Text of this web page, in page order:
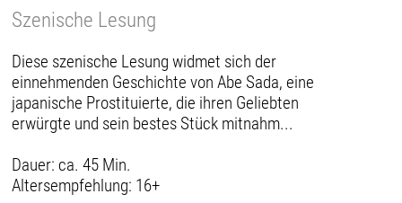
Szenische Lesung
Diese szenische Lesung widmet sich der
einnehmenden Geschichte von Abe Sada, eine
japanische Prostituierte, die ihren Geliebten
erwürgte und sein bestes Stück mitnahm...
Dauer: ca. 45 Min.
Altersempfehlung: 16+